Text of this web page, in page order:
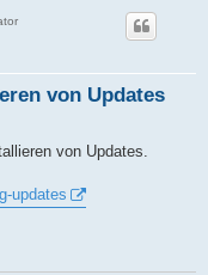
von Updates
von Updates.
updates